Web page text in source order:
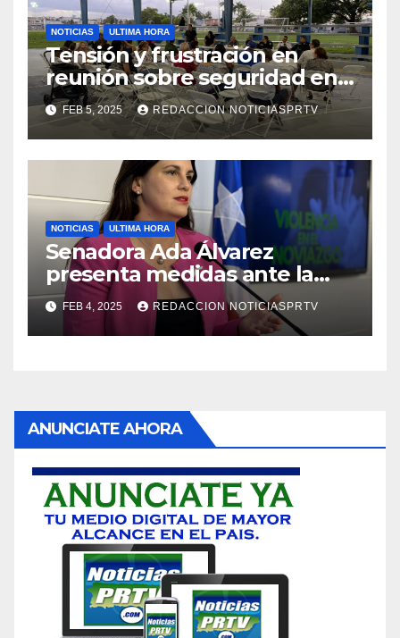
NOTICIAS ULTIMA HORA
Tensión y frustración en
reunión sobre seguridad en
Reparto Metropolitano
FEB 5, 2025 REDACCION NOTICIASPRTV
NOTICIAS ULTIMA HORA
Senadora Ada Álvarez
presenta medidas ante la
violencia en el noviazgo
FEB 4, 2025 REDACCION NOTICIASPRTV
ANUNCIATE AHORA